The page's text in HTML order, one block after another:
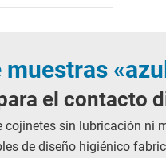
muestras
el contacto
cojinetes sin lubricación ni
de diseño higiénico